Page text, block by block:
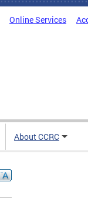
Online Services
About CCRC